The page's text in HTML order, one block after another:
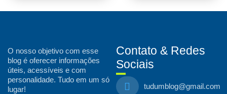
O nosso objetivo com esse
blog é oferecer informações
úteis, acessíveis e com
personalidade. Tudo em um só
lugar!
Contato & Redes
Sociais
tudumblog@gmail.com